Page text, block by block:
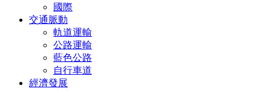
國際
交通脈動
軌道運輸
公路運輸
藍色公路
自行車道
經濟發展